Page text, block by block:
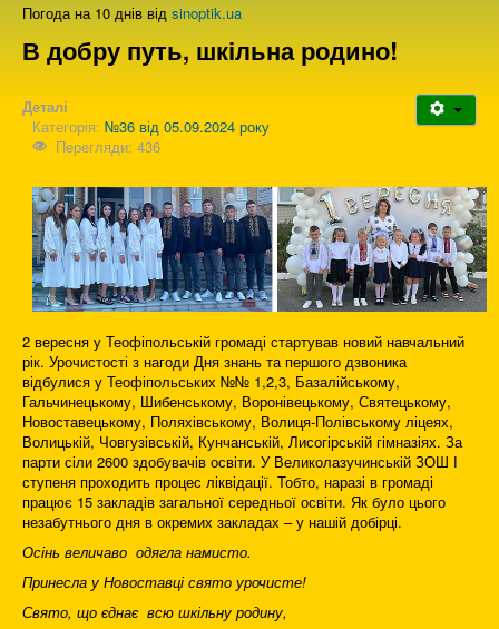
Про нас
Зворотній зв'язок
Погода на 10 днів від sinoptik.ua
В добру путь, шкільна родино!
Деталі
Категорія: №36 від 05.09.2024 року
Перегляди: 436
2 вересня у Теофіпольській громаді стартував новий навчальний
рік. Урочистості з нагоди Дня знань та першого дзвоника
відбулися у Теофіпольських №№ 1,2,3, Базалійському,
Гальчинецькому, Шибенському, Воронівецькому, Святецькому,
Новоставецькому, Поляхівському, Волиця-Полівському ліцеях,
Волицькій, Човгузівській, Кунчанській, Лисогірській гімназіях. За
парти сіли 2600 здобувачів освіти. У Великолазучинській ЗОШ І
ступеня проходить процес ліквідації. Тобто, наразі в громаді
працює 15 закладів загальної середньої освіти. Як було цього
незабутнього дня в окремих закладах – у нашій добірці.
Осінь величаво одягла намисто.
Принесла у Новоставці свято урочисте!
Свято, що єднає всю шкільну родину,